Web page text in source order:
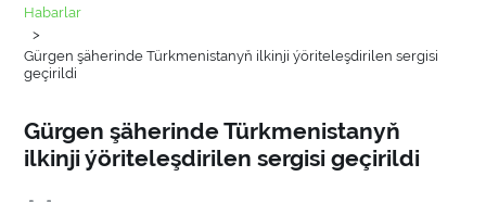
Habarlar
>
Gürgen şäherinde Türkmenistanyň ilkinji ýöriteleşdirilen sergisi
geçirildi
Gürgen şäherinde Türkmenistanyň
ilkinji ýöriteleşdirilen sergisi geçirildi